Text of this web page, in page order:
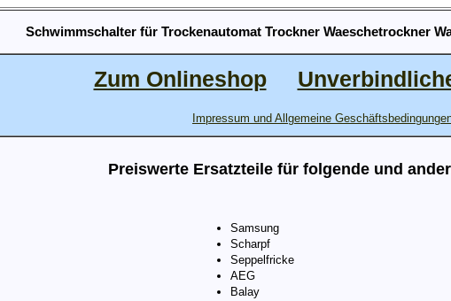
Schwimmschalter für Trockenautomat Trockner Waeschetrockner
Zum Onlineshop
Impressum und Allgemeine
Preiswerte Ersatzteile für folgende und
Samsung
Scharpf
Seppelfricke
AEG
Balay